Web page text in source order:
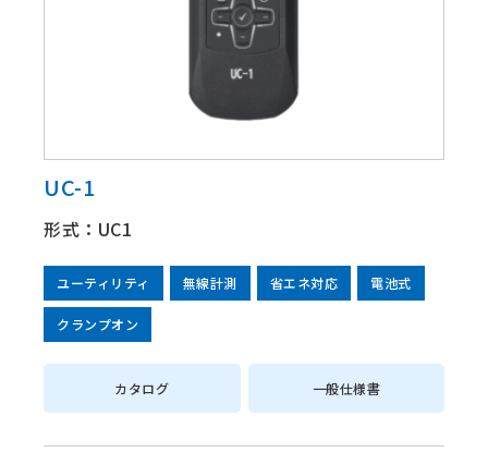
UC-1
形式：UC1
ユーティリティ 無線計測 省エネ対応 電池式
クランプオン
カタログ 一般仕様書